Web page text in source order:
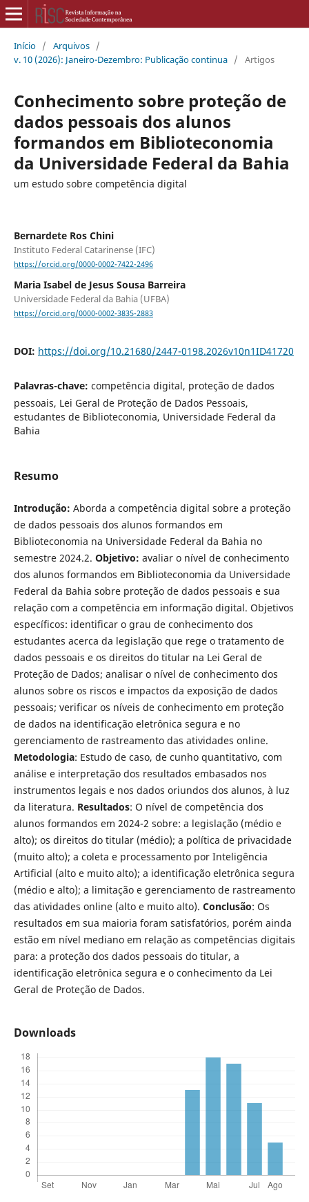
Início / Arquivos /
v. 10 (2026): Janeiro-Dezembro: Publicação continua / Artigos
Conhecimento sobre proteção de
dados pessoais dos alunos
formandos em Biblioteconomia
da Universidade Federal da Bahia
um estudo sobre competência digital
Bernardete Ros Chini
Instituto Federal Catarinense (IFC)
https://orcid.org/0000-0002-7422-2496
Maria Isabel de Jesus Sousa Barreira
Universidade Federal da Bahia (UFBA)
https://orcid.org/0000-0002-3835-2883
DOI: https://doi.org/10.21680/2447-0198.2026v10n1ID41720
Palavras-chave: competência digital, proteção de dados
pessoais, Lei Geral de Proteção de Dados Pessoais,
estudantes de Biblioteconomia, Universidade Federal da
Bahia
Resumo
Introdução: Aborda a competência digital sobre a proteção
de dados pessoais dos alunos formandos em
Biblioteconomia na Universidade Federal da Bahia no
semestre 2024.2. Objetivo: avaliar o nível de conhecimento
dos alunos formandos em Biblioteconomia da Universidade
Federal da Bahia sobre proteção de dados pessoais e sua
relação com a competência em informação digital. Objetivos
específicos: identificar o grau de conhecimento dos
estudantes acerca da legislação que rege o tratamento de
dados pessoais e os direitos do titular na Lei Geral de
Proteção de Dados; analisar o nível de conhecimento dos
alunos sobre os riscos e impactos da exposição de dados
pessoais; verificar os níveis de conhecimento em proteção
de dados na identificação eletrônica segura e no
gerenciamento de rastreamento das atividades online.
Metodologia: Estudo de caso, de cunho quantitativo, com
análise e interpretação dos resultados embasados nos
instrumentos legais e nos dados oriundos dos alunos, à luz
da literatura. Resultados: O nível de competência dos
alunos formandos em 2024-2 sobre: a legislação (médio e
alto); os direitos do titular (médio); a política de privacidade
(muito alto); a coleta e processamento por Inteligência
Artificial (alto e muito alto); a identificação eletrônica segura
(médio e alto); a limitação e gerenciamento de rastreamento
das atividades online (alto e muito alto). Conclusão: Os
resultados em sua maioria foram satisfatórios, porém ainda
estão em nível mediano em relação as competências digitais
para: a proteção dos dados pessoais do titular, a
identificação eletrônica segura e o conhecimento da Lei
Geral de Proteção de Dados.
Downloads